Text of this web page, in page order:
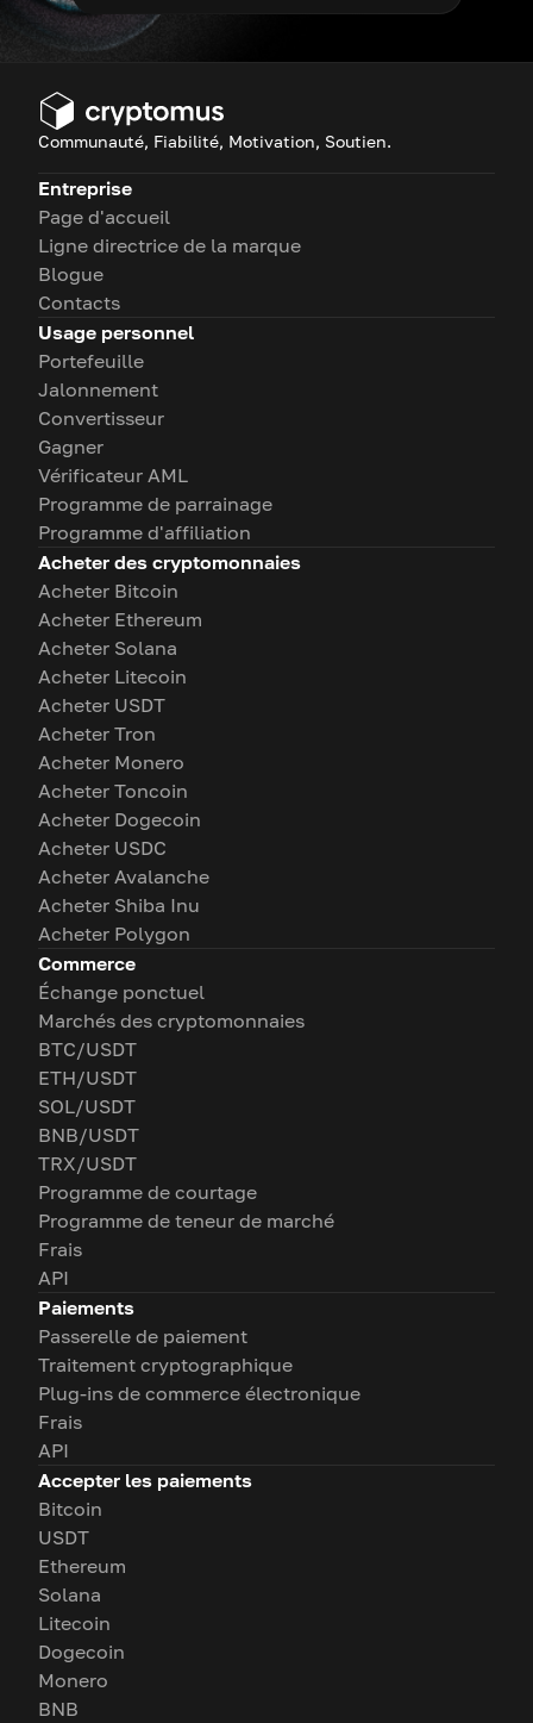
Communauté, Fiabilité, Motivation, Soutien.
Entreprise
Page d'accueil
Ligne directrice de la marque
Blogue
Contacts
Usage personnel
Portefeuille
Jalonnement
Convertisseur
Gagner
Vérificateur AML
Programme de parrainage
Programme d'affiliation
Acheter des cryptomonnaies
Acheter Bitcoin
Acheter Ethereum
Acheter Solana
Acheter Litecoin
Acheter USDT
Acheter Tron
Acheter Monero
Acheter Toncoin
Acheter Dogecoin
Acheter USDC
Acheter Avalanche
Acheter Shiba Inu
Acheter Polygon
Commerce
Échange ponctuel
Marchés des cryptomonnaies
BTC/USDT
ETH/USDT
SOL/USDT
BNB/USDT
TRX/USDT
Programme de courtage
Programme de teneur de marché
Frais
API
Paiements
Passerelle de paiement
Traitement cryptographique
Plug-ins de commerce électronique
Frais
API
Accepter les paiements
Bitcoin
USDT
Ethereum
Solana
Litecoin
Dogecoin
Monero
BNB